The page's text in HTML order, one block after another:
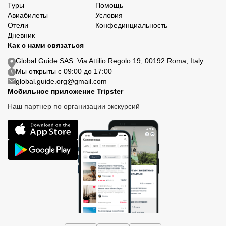
Туры
Авиабилеты
Отели
Дневник
Помощь
Условия
Конфединциальность
Как с нами связаться
Global Guide SAS. Via Attilio Regolo 19, 00192 Roma, Italy
Мы открыты с 09:00 до 17:00
global.guide.org@gmail.com
Мобильное приложение Tripster
Наш партнер по организации экскурсий